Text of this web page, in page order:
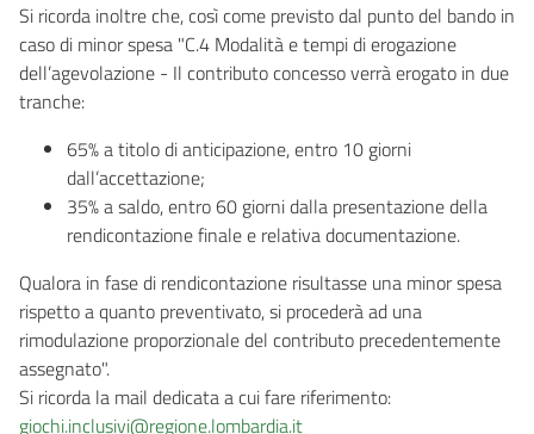
Si ricorda inoltre che, così come previsto dal punto del bando in
caso di minor spesa "C.4 Modalità e tempi di erogazione
dell’agevolazione - Il contributo concesso verrà erogato in due
tranche:
65% a titolo di anticipazione, entro 10 giorni
dall’accettazione;
35% a saldo, entro 60 giorni dalla presentazione della
rendicontazione finale e relativa documentazione.
Qualora in fase di rendicontazione risultasse una minor spesa
rispetto a quanto preventivato, si procederà ad una
rimodulazione proporzionale del contributo precedentemente
assegnato".
Si ricorda la mail dedicata a cui fare riferimento:
giochi.inclusivi@regione.lombardia.it